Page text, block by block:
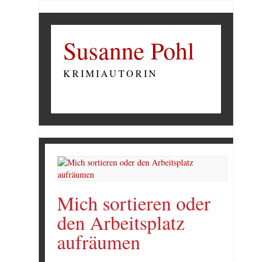
Susanne Pohl
KRIMIAUTORIN
Mich sortieren oder
den Arbeitsplatz
aufräumen